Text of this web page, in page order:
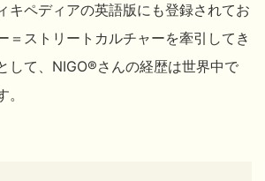
キペディアの英語版にも登録されてお
＝ストリートカルチャーを牽引してき
て、 NIGO®さんの経歴は世界中で